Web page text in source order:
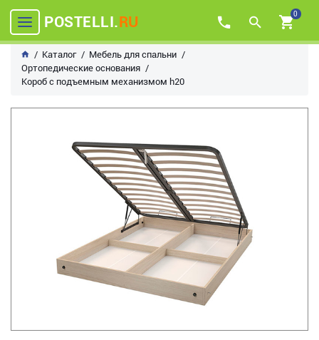
POSTELLI.RU 0
Каталог
Мебель для спальни
Ортопедические основания
Короб с подъемным механизмом h20